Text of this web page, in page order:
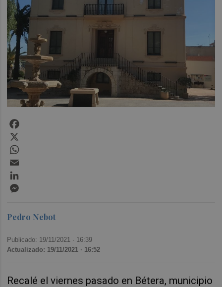
Pedro Nebot
Publicado: 19/11/2021 · 16:39
Actualizado: 19/11/2021 · 16:52
Recalé el viernes pasado en Bétera, municipio